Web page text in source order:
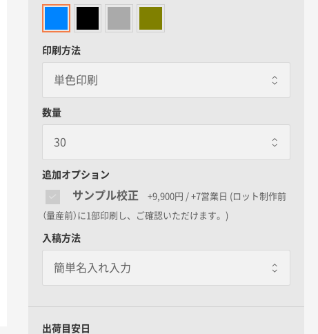
印刷方法
数量
追加オプション
サンプル校正 +9,900円 / +7営業日 (ロット制作前
（量産前）に1部印刷し、ご確認いただけます。)
入稿方法
出荷目安日